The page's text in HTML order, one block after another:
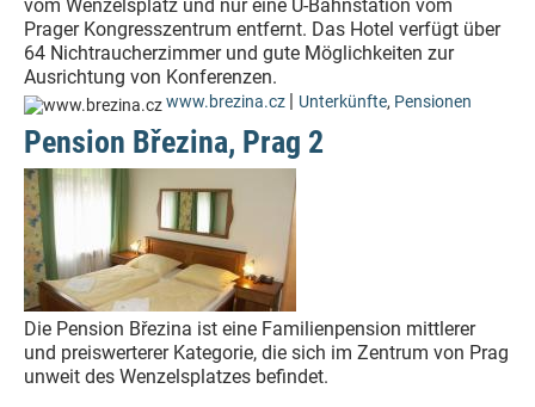
vom Wenzelsplatz und nur eine U-Bahnstation vom
Prager Kongresszentrum entfernt. Das Hotel verfügt über
64 Nichtraucherzimmer und gute Möglichkeiten zur
Ausrichtung von Konferenzen.
www.brezina.cz | Unterkünfte, Pensionen
Pension Březina, Prag 2
Die Pension Březina ist eine Familienpension mittlerer
und preiswerterer Kategorie, die sich im Zentrum von Prag
unweit des Wenzelsplatzes befindet.